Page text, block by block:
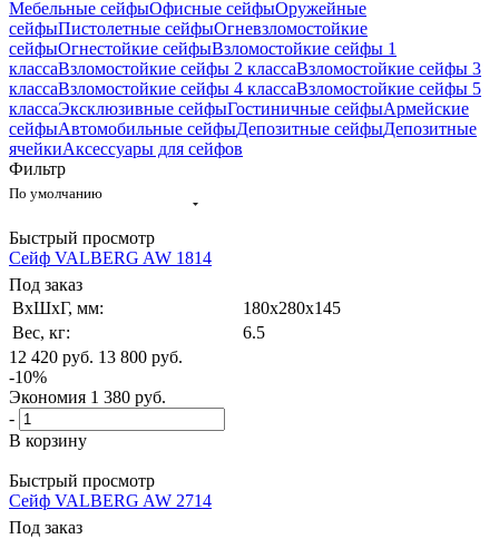
Мебельные сейфыОфисные сейфыОружейные
сейфыПистолетные сейфыОгневзломостойкие
сейфыОгнестойкие сейфыВзломостойкие сейфы 1
классаВзломостойкие сейфы 2 классаВзломостойкие сейфы 3
классаВзломостойкие сейфы 4 классаВзломостойкие сейфы 5
классаЭксклюзивные сейфыГостиничные сейфыАрмейские
сейфыАвтомобильные сейфыДепозитные сейфыДепозитные
ячейкиАксессуары для сейфов
Фильтр
По умолчанию
Быстрый просмотр
Сейф VALBERG AW 1814
Под заказ
ВxШxГ, мм:
180x280x145
Вес, кг:
6.5
12 420 руб. 13 800 руб.
-10%
Экономия 1 380 руб.
-
В корзину
Быстрый просмотр
Сейф VALBERG AW 2714
Под заказ